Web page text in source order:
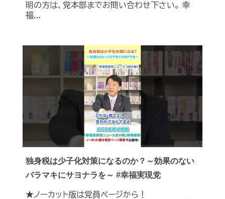
明の方は、党本部までお問い合わせ下さい。 幸
福...
独身税は少子化対策になるのか？～効果のない
バラマキにサヨナラを～ #幸福実現党
★ノーカット版は党員ページから！